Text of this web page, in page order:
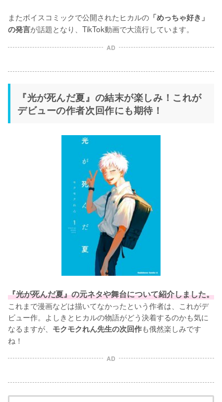
またボイスコミックで公開されたヒカルの 「めっちゃ好き」
の発言が話題となり、TikTok動画で大流行しています。
AD
『光が死んだ夏』の結末が楽しみ！これが
デビューの作者次回作にも期待！
『光が死んだ夏』の元ネタや舞台について紹介しました。
これまで漫画などは描いてなかったという作者は、これがデ
ビュー作。よしきとヒカルの物語がどう決着するのかも気に
なるますが、 モクモクれん先生の次回作も俄然楽しみです
ね！
AD